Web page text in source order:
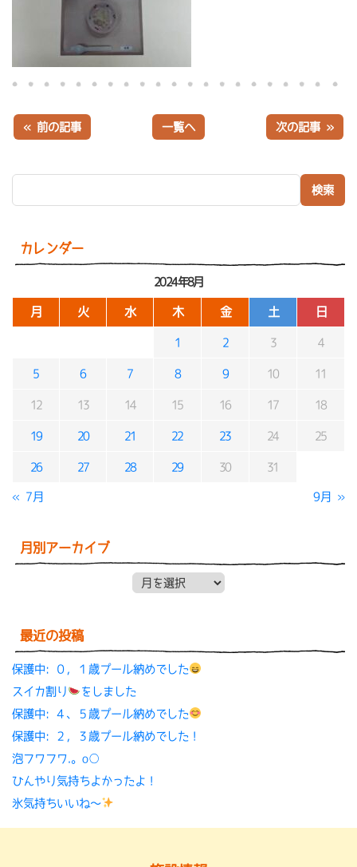
カレンダー
2024年8月
月 火 水 木 金 土 日
1 2 3 4
5 6 7 8 9 10 11
12 13 14 15 16 17 18
19 20 21 22 23 24 25
26 27 28 29 30 31
« 7月 9月 »
月別アーカイブ
最近の投稿
保護中: ０，１歳プール納めでした
スイカ割り
をしました
保護中: ４、５歳プール納めでした
保護中: ２，３歳プール納めでした！
泡フワフワ.。o○
ひんやり気持ちよかったよ！
氷気持ちいいね〜
« 前の記事 一覧へ 次の記事 »